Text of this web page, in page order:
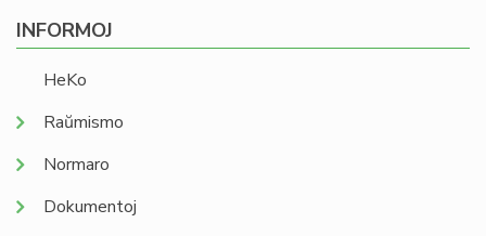
INFORMOJ
HeKo
Raŭmismo
Normaro
Dokumentoj